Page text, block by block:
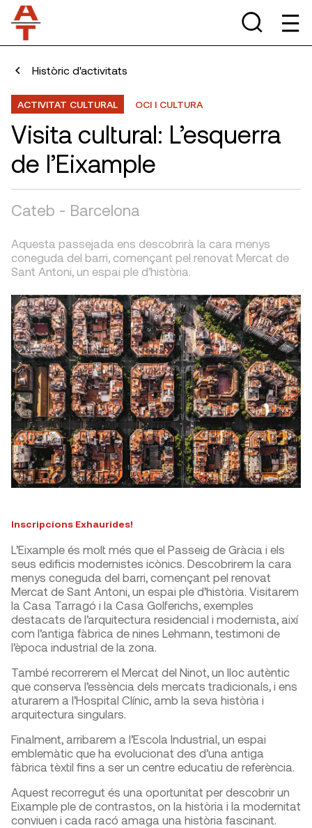
Històric d'activitats
ACTIVITAT CULTURAL OCI I CULTURA
Visita cultural: L’esquerra
de l’Eixample
Cateb - Barcelona
Aquesta passejada ens descobrirà la cara menys
coneguda del barri, començant pel renovat Mercat de
Sant Antoni, un espai ple d’història.
Inscripcions Exhaurides!
L’Eixample és molt més que el Passeig de Gràcia i els
seus edificis modernistes icònics. Descobrirem la cara
menys coneguda del barri, començant pel renovat
Mercat de Sant Antoni, un espai ple d’història. Visitarem
la Casa Tarragó i la Casa Golferichs, exemples
destacats de l’arquitectura residencial i modernista, així
com l’antiga fàbrica de nines Lehmann, testimoni de
l’època industrial de la zona.
També recorrerem el Mercat del Ninot, un lloc autèntic
que conserva l’essència dels mercats tradicionals, i ens
aturarem a l’Hospital Clínic, amb la seva història i
arquitectura singulars.
Finalment, arribarem a l’Escola Industrial, un espai
emblemàtic que ha evolucionat des d’una antiga
fàbrica tèxtil fins a ser un centre educatiu de referència.
Aquest recorregut és una oportunitat per descobrir un
Eixample ple de contrastos, on la història i la modernitat
conviuen i cada racó amaga una història fascinant.